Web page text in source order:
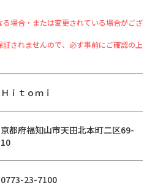
場合・または変更されている場合がござ
されませんので、必ず事前にご確認の上
Ｈｉｔｏｍｉ
京都府福知山市天田北本町二区69-
10
0773-23-7100